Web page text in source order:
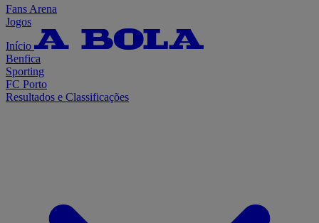
Fans Arena
Jogos
Início
Benfica
Sporting
FC Porto
Resultados e Classificações